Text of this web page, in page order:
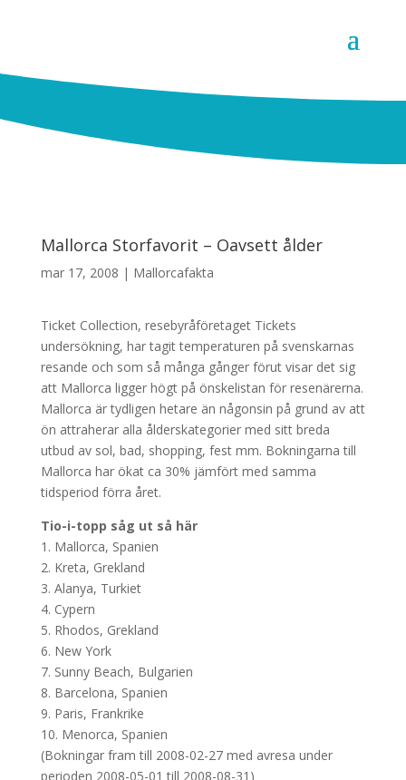
Mallorca Storfavorit – Oavsett ålder
mar 17, 2008 | Mallorcafakta
Ticket Collection, resebyråföretaget Tickets
undersökning, har tagit temperaturen på svenskarnas
resande och som så många gånger förut visar det sig
att Mallorca ligger högt på önskelistan för resenärerna.
Mallorca är tydligen hetare än någonsin på grund av att
ön attraherar alla ålderskategorier med sitt breda
utbud av sol, bad, shopping, fest mm. Bokningarna till
Mallorca har ökat ca 30% jämfört med samma
tidsperiod förra året.
Tio-i-topp såg ut så här
1. Mallorca, Spanien
2. Kreta, Grekland
3. Alanya, Turkiet
4. Cypern
5. Rhodos, Grekland
6. New York
7. Sunny Beach, Bulgarien
8. Barcelona, Spanien
9. Paris, Frankrike
10. Menorca, Spanien
(Bokningar fram till 2008-02-27 med avresa under
perioden 2008-05-01 till 2008-08-31)